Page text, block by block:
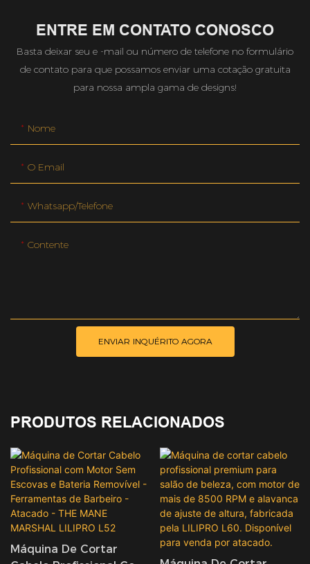
ENTRE EM CONTATO CONOSCO
Basta deixar seu e -mail ou número de telefone no formulário
de contato para que possamos enviar uma cotação gratuita
para nossa ampla gama de designs!
Nome
O Email
Whatsapp/telefone
Contente
ENVIAR INQUÉRITO AGORA
PRODUTOS RELACIONADOS
Máquina De Cortar